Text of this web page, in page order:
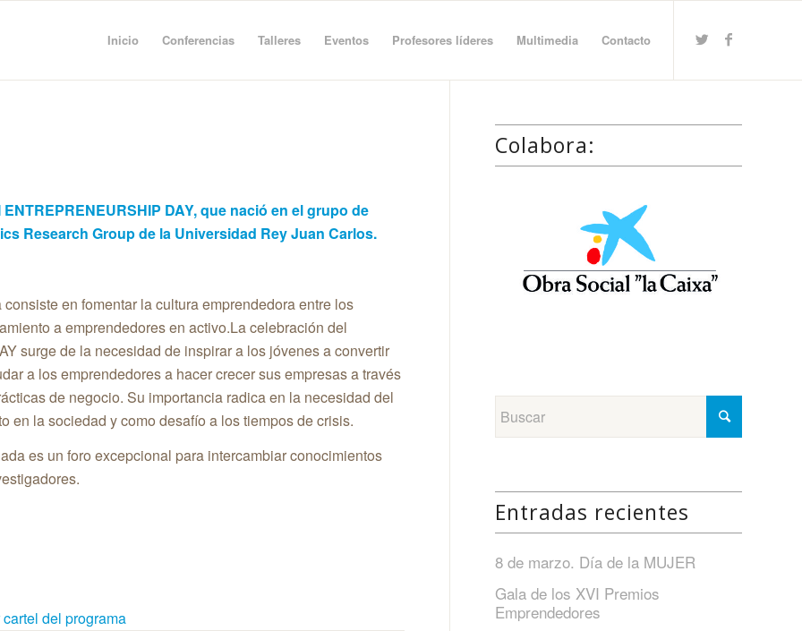
Inicio Conferencias Talleres Eventos Profesores líderes Multimedia Contacto
DAY, que nació en el grupo de
Research Group de la Universidad Rey Juan Carlos.
en fomentar la cultura emprendedora entre los
a emprendedores en activo.La celebración del
surge de la necesidad de inspirar a los jóvenes a convertir
a los emprendedores a hacer crecer sus empresas a través
de negocio. Su importancia radica en la necesidad del
en la sociedad y como desafío a los tiempos de crisis.
es un foro excepcional para intercambiar conocimientos
del programa
Colabora:
Entradas recientes
8 de marzo. Día de la MUJER
Gala de los XVI Premios
Emprendedores